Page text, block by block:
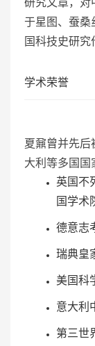
于星图、蚕桑
国科技史研究
学术荣誉
夏鼐曾并先后
大利等多国国
英国不
国学术
德意志
瑞典皇
美国科
意大利
第三世